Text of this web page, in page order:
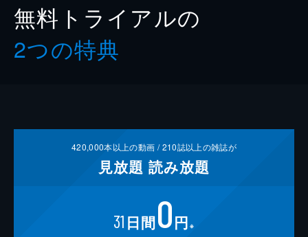
無料トライアルの
2つの特典
420,000本以上の動画 /210誌以上の雑誌が
見放題 読み放題
31 日間0円 ※